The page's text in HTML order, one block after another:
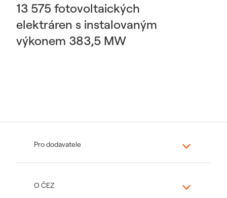
13 575 fotovoltaických
elektráren s instalovaným
výkonem 383,5 MW
Pro dodavatele
O ČEZ